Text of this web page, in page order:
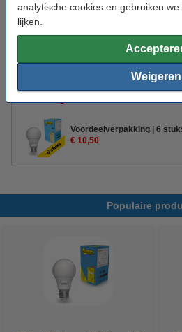
analytische cookies en gebruiken
lijken.
Weigeren
Extra info: Energielabel
Handleiding: PDF
Oud voor nieuw: uw oude
Aanbieding:
Voordeelverpakking | 6
€ 10,50
Populaire